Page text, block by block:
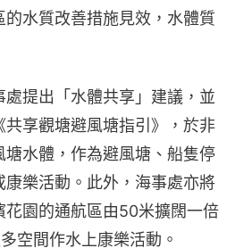
水質改善措施見效，水體質
提出「水體共享」建議，並
享觀塘避風塘指引》，於非
水體，作為避風塘、船隻停
樂活動。此外，海事處亦將
花園的通航區由50米擴闊一倍
空間作水上康樂活動。